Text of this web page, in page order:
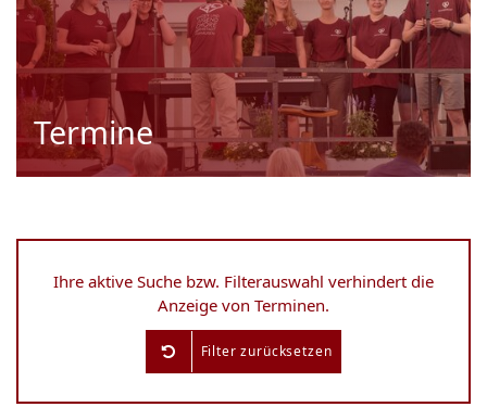
Termine
Ihre aktive Suche bzw. Filterauswahl verhindert die
Anzeige von Terminen.
Filter zurücksetzen